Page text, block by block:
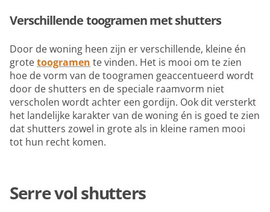
Verschillende toogramen met shutters
Door de woning heen zijn er verschillende, kleine én
grotetoogramen te vinden. Het is mooi om te zien
hoe de vorm van de toogramen geaccentueerd wordt
door de shutters en de speciale raamvorm niet
verscholen wordt achter een gordijn. Ook dit versterkt
het landelijke karakter van de woning én is goed te zien
dat shutters zowel in grote als in kleine ramen mooi
tot hun recht komen.
Serre vol shutters